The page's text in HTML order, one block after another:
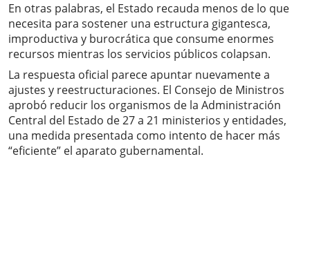
En otras palabras, el Estado recauda menos de lo que
necesita para sostener una estructura gigantesca,
improductiva y burocrática que consume enormes
recursos mientras los servicios públicos colapsan.
La respuesta oficial parece apuntar nuevamente a
ajustes y reestructuraciones. El Consejo de Ministros
aprobó reducir los organismos de la Administración
Central del Estado de 27 a 21 ministerios y entidades,
una medida presentada como intento de hacer más
“eficiente” el aparato gubernamental.